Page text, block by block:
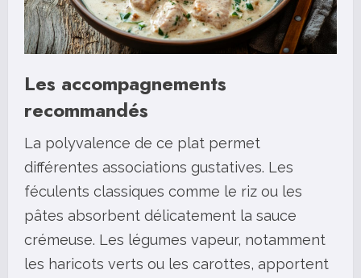
Les accompagnements
recommandés
La polyvalence de ce plat permet
différentes associations gustatives. Les
féculents classiques comme le riz ou les
pâtes absorbent délicatement la sauce
crémeuse. Les légumes vapeur, notamment
les haricots verts ou les carottes, apportent